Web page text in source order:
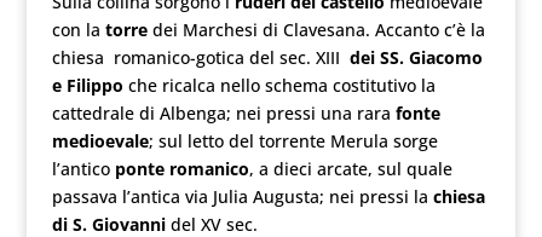
con la torredei Marchesi di Clavesana. Accanto c’è la
chiesa romanico-gotica del sec. XIII dei SS. Giacomo
e Filippo che ricalca nello schema costitutivo la
cattedrale di Albenga; nei pressi una rara fonte
medioevale; sul letto del torrente Merula sorge
l’antico ponte romanico, a dieci arcate, sul quale
passava l’antica via Julia Augusta; nei pressi la chiesa
di S. Giovannidel XV sec.